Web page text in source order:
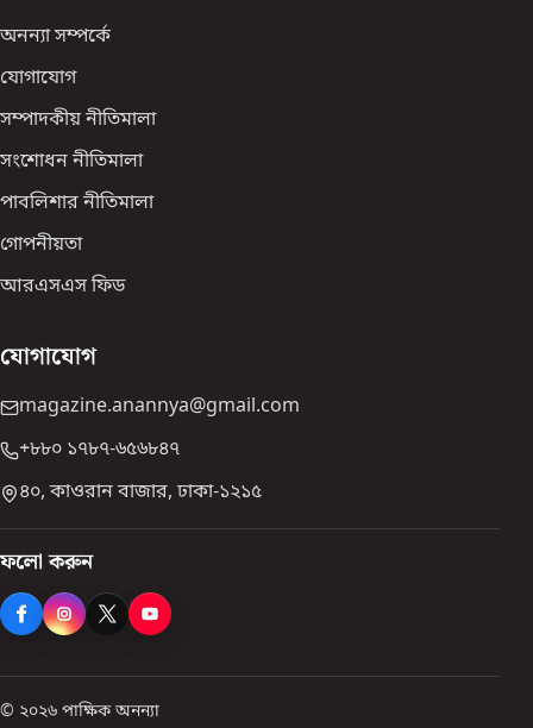
অনন্যা সম্পর্কে
যোগাযোগ
সম্পাদকীয় নীতিমালা
সংশোধন নীতিমালা
পাবলিশার নীতিমালা
গোপনীয়তা
আরএসএস ফিড
যোগাযোগ
magazine.anannya@gmail.com
+৮৮০ ১৭৮৭-৬৫৬৮৪৭
৪০, কাওরান বাজার, ঢাকা-১২১৫
ফলো করুন
© ২০২৬ পাক্ষিক অনন্যা